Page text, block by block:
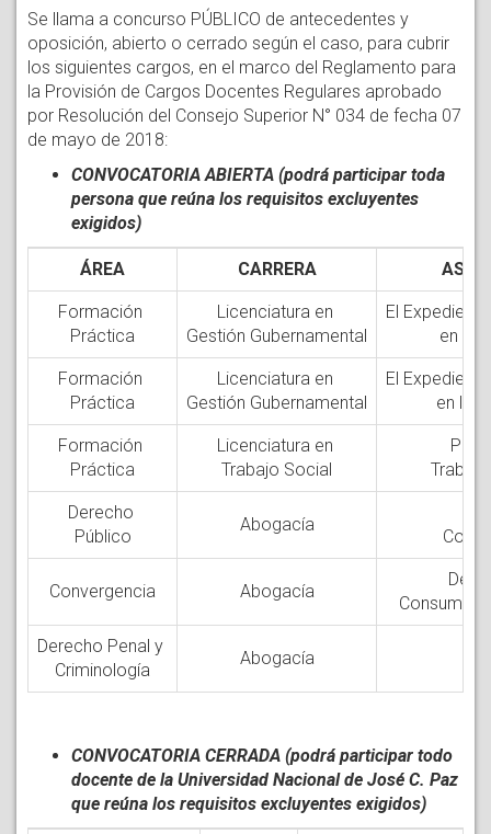
Se llama a concurso PÚBLICO de antecedentes y
oposición, abierto o cerrado según el caso, para cubrir
los siguientes cargos, en el marco del Reglamento para
la Provisión de Cargos Docentes Regulares aprobado
por Resolución del Consejo Superior N° 034 de fecha 07
de mayo de 2018:
CONVOCATORIA ABIERTA (podrá participar toda
persona que reúna los requisitos excluyentes
exigidos)
ÁREA CARRERA
Formación
Práctica
Licenciatura en
Gestión Gubernamental
El
en la
Formación
Práctica
Licenciatura en
Gestión Gubernamental
El
en la
Formación
Práctica
Licenciatura en
Trabajo Social
Derecho
Público
Abogacía
Convergencia Abogacía
Derecho Penal y
Criminología
Abogacía
CONVOCATORIA CERRADA (podrá participar todo
docente de la Universidad Nacional de José C. Paz
que reúna los requisitos excluyentes exigidos)